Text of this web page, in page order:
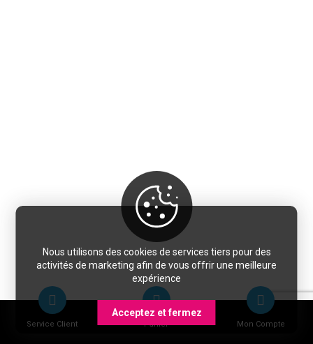
Service Client Panier Mon Compte
Nous utilisons des cookies de services tiers pour des
activités de marketing afin de vous offrir une meilleure
expérience
Acceptez et fermez